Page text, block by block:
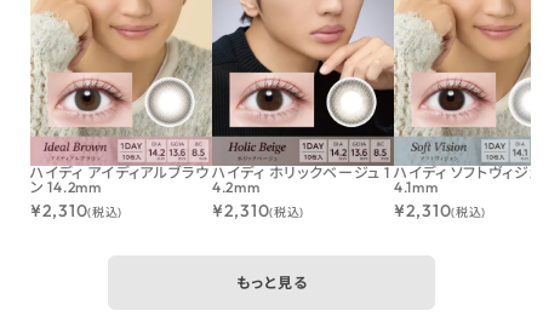
ハイディ アイディアルブラウ
ン 14.2mm
¥2,310(税込)
ハイディ ホリックベージュ 1
4.2mm
¥2,310(税込)
ハイディ ソフトヴィジ
4.1mm
¥2,310(税込)
もっと見る